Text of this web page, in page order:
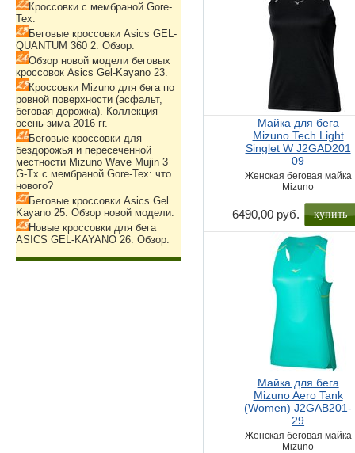
Майка для бега
Mizuno Tech Light
Singlet W J2GAD201
09
Женская беговая майка
Mizuno
6490,00 руб. купить
Майка для бега
Mizuno Aero Tank
(Women) J2GAB201-
29
Женская беговая майка
Mizuno
Кроссовки с мембраной Gore-
Tex.
Беговые кроссовки Asics GEL-
QUANTUM 360 2. Обзор.
Обзор новой модели беговых
кроссовок Asics Gel-Kayano 23.
Кроссовки Mizuno для бега по
ровной поверхности (асфальт,
беговая дорожка). Коллекция
осень-зима 2016 гг.
Беговые кроссовки для
бездорожья и пересеченной
местности Mizuno Wave Mujin 3
G-Tx с мембраной Gore-Tex: что
нового?
Беговые кроссовки Asics Gel
Kayano 25. Обзор новой модели.
Новые кроссовки для бега
ASICS GEL-KAYANO 26. Обзор.